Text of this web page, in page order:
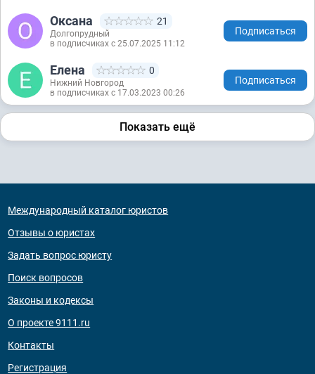
Оксана 21
Долгопрудный
в подписчиках с 25.07.2025 11:12
Подписаться
Елена 0
Нижний Новгород
в подписчиках с 17.03.2023 00:26
Подписаться
Показать ещё
Международный каталог юристов
Отзывы о юристах
Задать вопрос юристу
Поиск вопросов
Законы и кодексы
О проекте 9111.ru
Контакты
Регистрация